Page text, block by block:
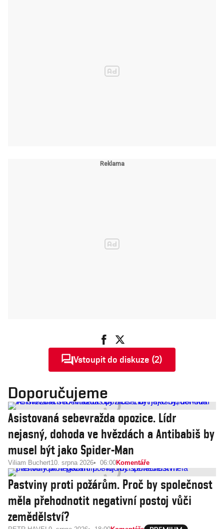
Vstoupit do diskuze (2)
Doporučujeme
Asistovaná sebevražda opozice. Lídr
nejasný, dohoda ve hvězdách a Antibabiš by
musel být jako Spider-Man
Viliam Buchert10. srpna 2026 06:00Komentáře
Pastviny proti požárům. Proč by společnost
měla přehodnotit negativní postoj vůči
zemědělství?